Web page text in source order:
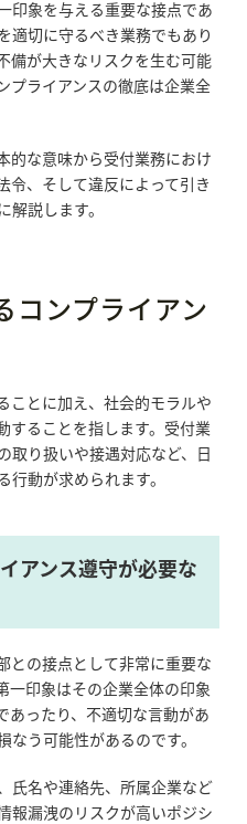
印象を与える重要な接点であ
適切に守るべき業務でもあり
備が大きなリスクを生む可能
プライアンスの徹底は企業全
的な意味から受付業務におけ
令、そして違反によって引き
説します。
コンプライアン
ことに加え、社会的モラルや
することを指します。受付業
取り扱いや接遇対応など、日
動が求められます。
アンス遵守が必要な
との接点として非常に重要な
一印象はその企業全体の印象
あったり、不適切な言動があ
う可能性があるのです。
氏名や連絡先、所属企業など
報漏洩のリスクが高いポジシ